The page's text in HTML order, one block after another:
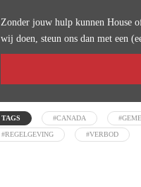
Zonder jouw hulp kunnen House
wij doen, steun ons dan met een
TAGS #CANADA
#REGELGEVING #VERBOD